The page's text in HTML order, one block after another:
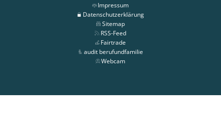
Impressum
Datenschutzerklärung
Sitemap
RSS-Feed
Fairtrade
audit berufundfamilie
Webcam